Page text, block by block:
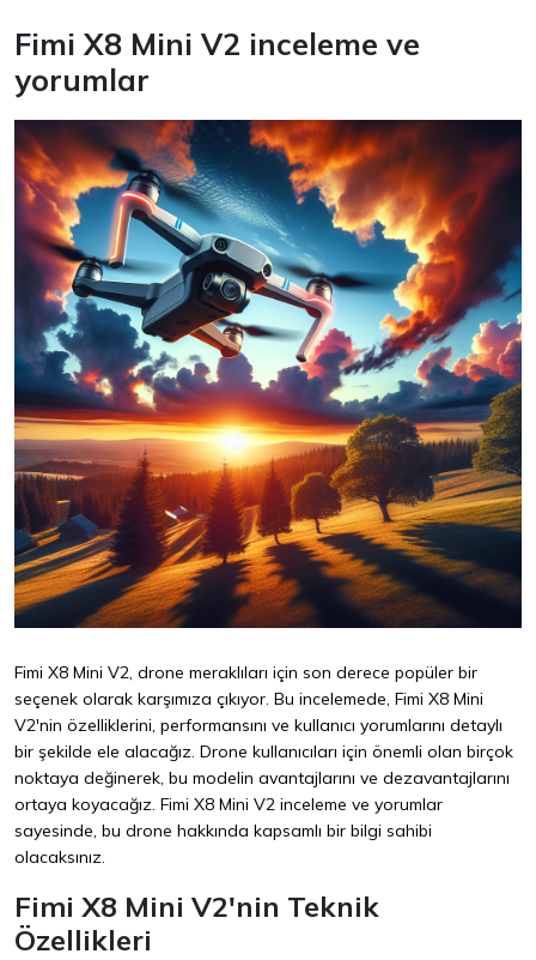
Fimi X8 Mini V2 inceleme ve
yorumlar
Fimi X8 Mini V2, drone meraklıları için son derece popüler bir
seçenek olarak karşımıza çıkıyor. Bu incelemede, Fimi X8 Mini
V2'nin özelliklerini, performansını ve kullanıcı yorumlarını detaylı
bir şekilde ele alacağız. Drone kullanıcıları için önemli olan birçok
noktaya değinerek, bu modelin avantajlarını ve dezavantajlarını
ortaya koyacağız. Fimi X8 Mini V2 inceleme ve yorumlar
sayesinde, bu drone hakkında kapsamlı bir bilgi sahibi
olacaksınız.
Fimi X8 Mini V2'nin Teknik
Özellikleri